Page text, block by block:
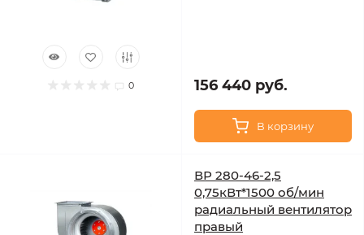
0 156 440 руб.
В корзину
ВР 280-46-2,5
0,75кВт*1500 об/мин
радиальный вентилятор
правый